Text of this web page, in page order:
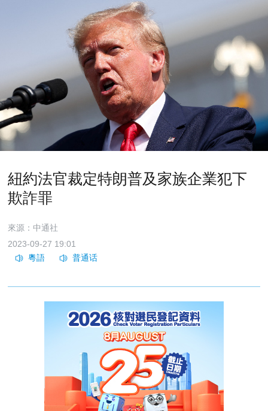
紐約法官裁定特朗普及家族企業犯下
欺詐罪
來源：中通社
2023-09-27 19:01